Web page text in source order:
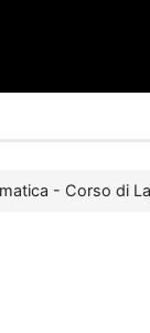
- Corso di